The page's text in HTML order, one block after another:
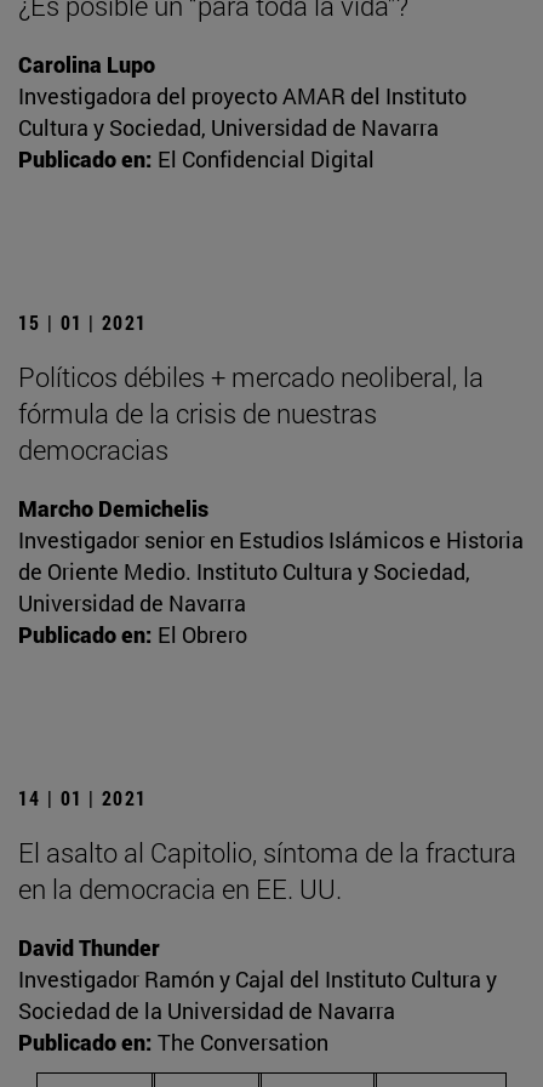
Carolina Lupo
Investigadora del proyecto AMAR del Instituto
Cultura y Sociedad, Universidad de Navarra
Publicado en: El Confidencial Digital
15 | 01 | 2021
Políticos débiles + mercado neoliberal, la
fórmula de la crisis de nuestras
democracias
Marcho Demichelis
Investigador senior en Estudios Islámicos e Historia
de Oriente Medio. Instituto Cultura y Sociedad,
Universidad de Navarra
Publicado en: El Obrero
14 | 01 | 2021
El asalto al Capitolio, síntoma de la fractura
en la democracia en EE. UU.
David Thunder
Investigador Ramón y Cajal del Instituto Cultura y
Sociedad de la Universidad de Navarra
Publicado en: The Conversation